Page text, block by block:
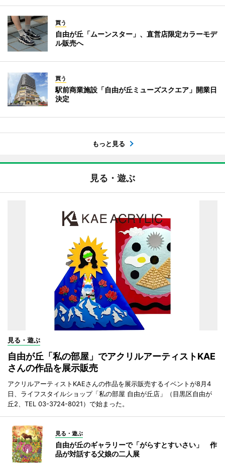
買う
自由が丘「ムーンスター」、直営店限定カラーモデ
ル販売へ
買う
駅前商業施設「自由が丘ミューズスクエア」開業日
決定
もっと見る
見る・遊ぶ
見る・遊ぶ
自由が丘「私の部屋」でアクリルアーティストKAE
さんの作品を展示販売
アクリルアーティストKAEさんの作品を展示販売するイベントが8月4
日、ライフスタイルショップ「私の部屋 自由が丘店」（目黒区自由が
丘2、TEL 03-3724-8021）で始まった。
見る・遊ぶ
自由が丘のギャラリーで「がらすとすいさい」 作
品が対話する父娘の二人展